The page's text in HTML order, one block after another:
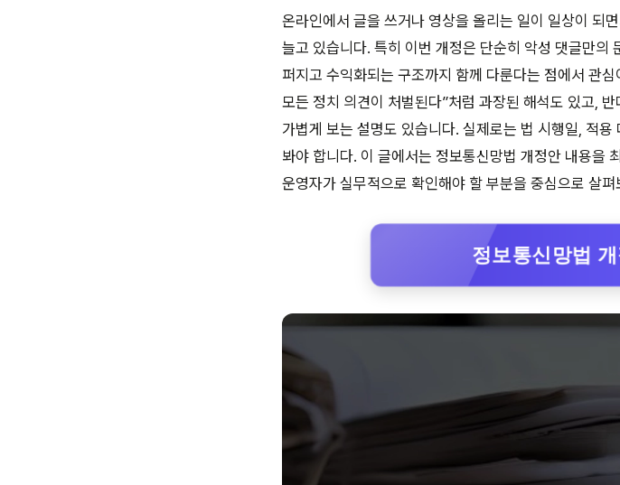
온라인에서 글을 쓰거나 영상을 올리는 일이 일상이 되면
늘고 있습니다. 특히 이번 개정은 단순히 악성 댓글만의
퍼지고 수익화되는 구조까지 함께 다룬다는 점에서 관
모든 정치 의견이 처벌된다”처럼 과장된 해석도 있고,
가볍게 보는 설명도 있습니다. 실제로는 법 시행일, 적
봐야 합니다. 이 글에서는 정보통신망법 개정안 내용을
운영자가 실무적으로 확인해야 할 부분을 중심으로 살펴
정보통신망법